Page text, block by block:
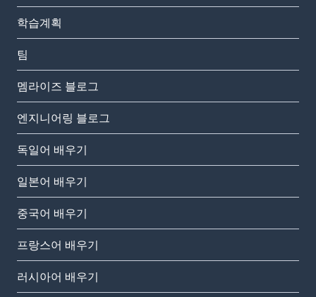
학습계획
팀
멤라이즈 블로그
엔지니어링 블로그
독일어 배우기
일본어 배우기
중국어 배우기
프랑스어 배우기
러시아어 배우기